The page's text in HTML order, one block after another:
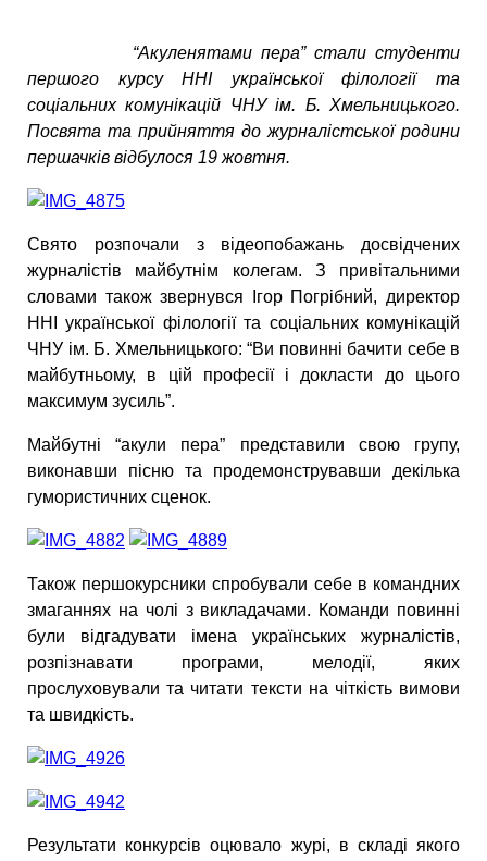
“Акуленятами пера” стали студенти
першого курсу ННІ української філології та
соціальних комунікацій ЧНУ ім. Б. Хмельницького.
Посвята та прийняття до журналістської родини
першачків відбулося 19 жовтня.
Свято розпочали з відеопобажань досвідчених
журналістів майбутнім колегам. З привітальними
словами також звернувся Ігор Погрібний, директор
ННІ української філології та соціальних комунікацій
ЧНУ ім. Б. Хмельницького: “Ви повинні бачити себе в
майбутньому, в цій професії і докласти до цього
максимум зусиль”.
Майбутні “акули пера” представили свою групу,
виконавши пісню та продемонструвавши декілька
гумористичних сценок.
Також першокурсники спробували себе в командних
змаганнях на чолі з викладачами. Команди повинні
були відгадувати імена українських журналістів,
розпізнавати програми, мелодії, яких
прослуховували та читати тексти на чіткість вимови
та швидкість.
Результати конкурсів оцювало журі, в складі якого